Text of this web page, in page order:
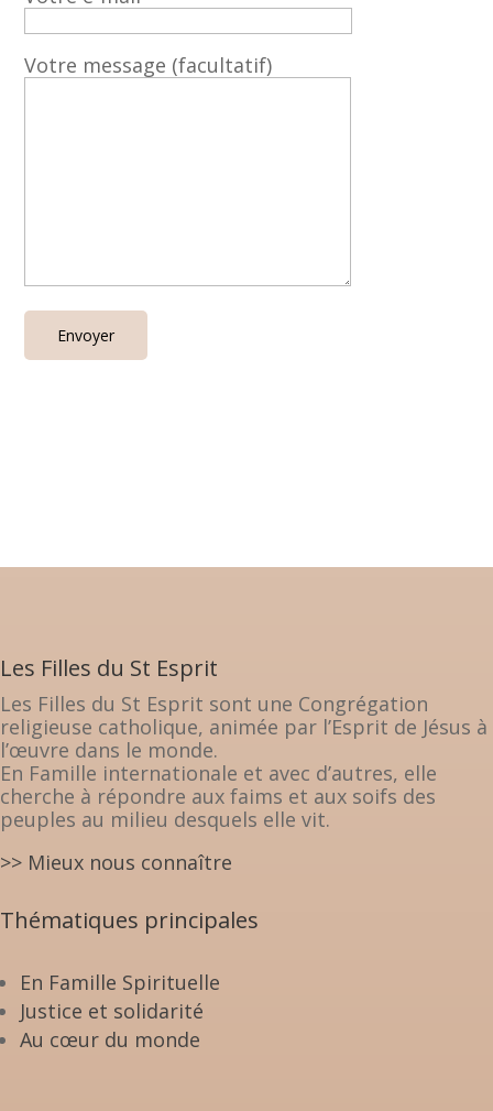
Votre message (facultatif)
Les Filles du St Esprit
Les Filles du St Esprit sont une Congrégation
religieuse catholique, animée par l’Esprit de Jésus à
l’œuvre dans le monde.
En Famille internationale et avec d’autres, elle
cherche à répondre aux faims et aux soifs des
peuples au milieu desquels elle vit.
>> Mieux nous connaître
Thématiques principales
En Famille Spirituelle
Justice et solidarité
Au cœur du monde